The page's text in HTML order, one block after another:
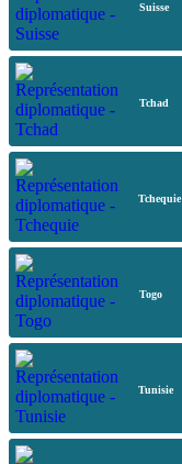
Suisse
Tchad
Tchequie
Togo
Tunisie